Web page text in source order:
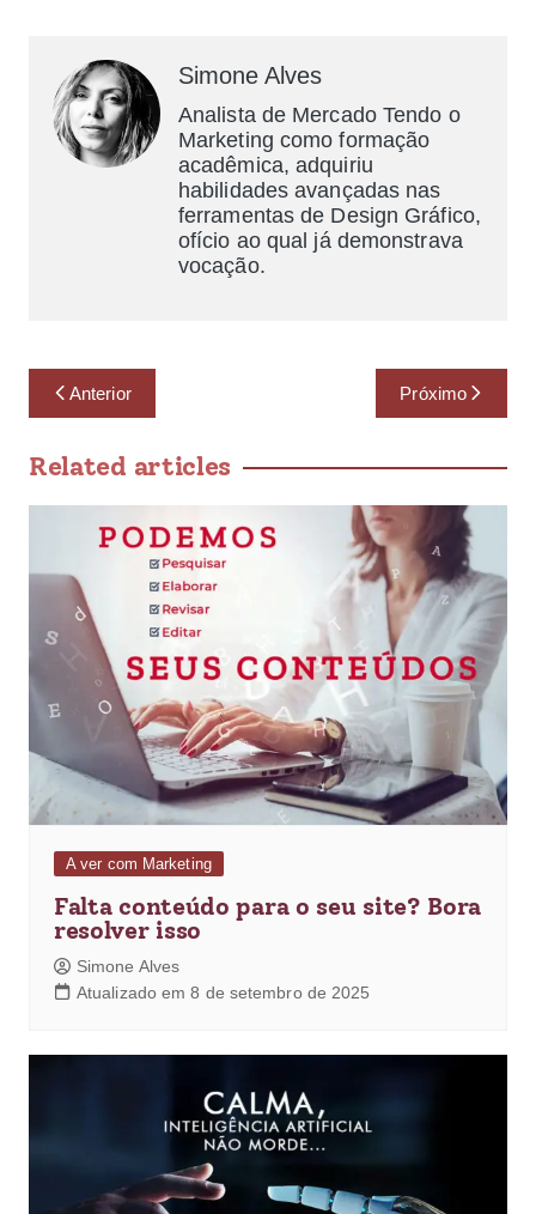
Simone Alves
Analista de Mercado Tendo o
Marketing como formação
acadêmica, adquiriu
habilidades avançadas nas
ferramentas de Design Gráfico,
ofício ao qual já demonstrava
vocação.
Anterior Próximo
Related articles
A ver com Marketing
Falta conteúdo para o seu site? Bora
resolver isso
Simone Alves
Atualizado em 8 de setembro de 2025